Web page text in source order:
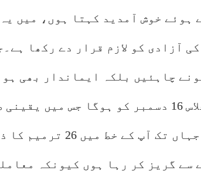
ہوئے خوش آمدید کہتا ہوں، میں
آزادی کو لازم قرار دے رکھا
چاہئیں بلکہ ایماندار بھی
کا اگلا اجلاس 16 دسمبر کو ہوگا جس
کریں گے، جہاں تک
سے گریز کر رہا ہوں کیونکہ